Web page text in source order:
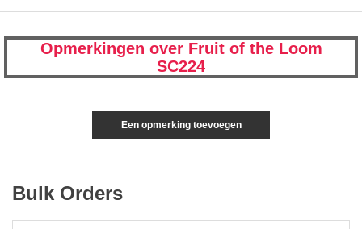
Opmerkingen over Fruit of the Loom
SC224
Een opmerking toevoegen
Bulk Orders